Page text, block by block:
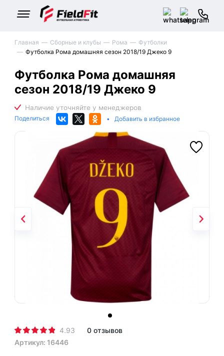
Главная Сборные и клубы Рома
Футболки
Футболка Рома домашняя сезон 2018/19 Джеко 9
Футболка Рома домашняя
сезон 2018/19 Джеко 9
Поделиться • Добавить в избранное
4.93
0 отзывов
Артикул: 16446